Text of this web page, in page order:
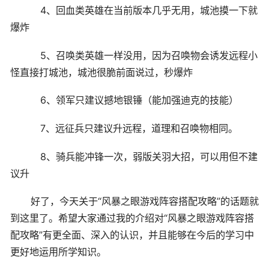
4、回血类英雄在当前版本几乎无用，城池摸一下就
爆炸
5、召唤类英雄一样没用，因为召唤物会诱发远程小
怪直接打城池，城池很脆前面说过，秒爆炸
6、领军只建议撼地银锤（能加强迪克的技能）
7、远征兵只建议升远程，道理和召唤物相同。
8、骑兵能冲锋一次，弱版关羽大招，可以用但不建
议升
好了，今天关于“风暴之眼游戏阵容搭配攻略”的话题就
到这里了。希望大家通过我的介绍对“风暴之眼游戏阵容搭
配攻略”有更全面、深入的认识，并且能够在今后的学习中
更好地运用所学知识。